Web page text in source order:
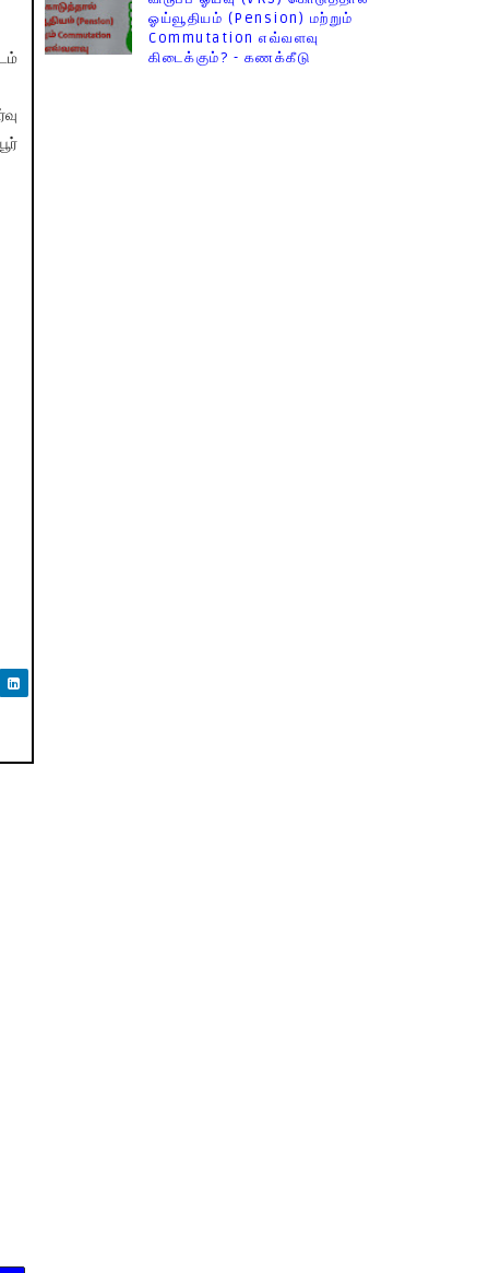
ஓய்வூதியம் (Pension) மற்றும்
Commutation எவ்வளவு
கிடைக்கும்? - கணக்கீடு